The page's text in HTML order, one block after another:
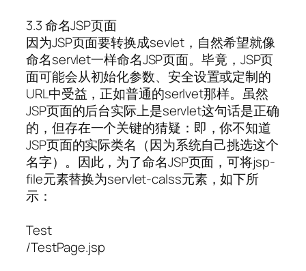
3.3 命名JSP页面
因为JSP页面要转换成sevlet，自然希望就像
命名servlet一样命名JSP页面。毕竟，JSP页
面可能会从初始化参数、安全设置或定制的
URL中受益，正如普通的serlvet那样。虽然
JSP页面的后台实际上是servlet这句话是正确
的，但存在一个关键的猜疑：即，你不知道
JSP页面的实际类名（因为系统自己挑选这个
名字）。因此，为了命名JSP页面，可将jsp-
file元素替换为servlet-calss元素，如下所
示：
Test
/TestPage.jsp